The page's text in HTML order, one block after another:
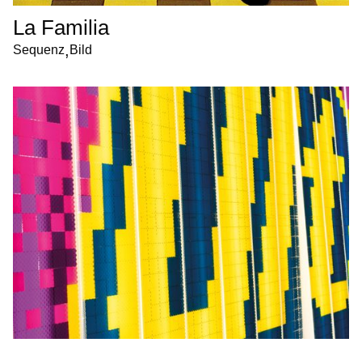
La Familia
Sequenz, Bild